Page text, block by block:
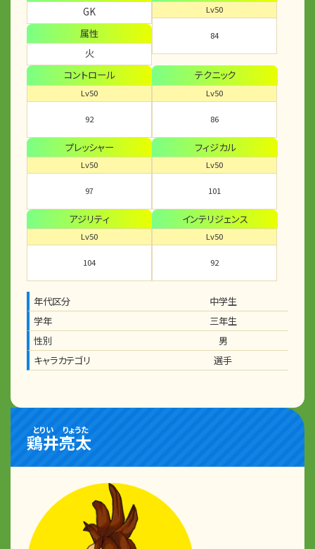
GK
属性
火
Lv50
84
コントロール
Lv50
92
テクニック
Lv50
86
プレッシャー
Lv50
97
フィジカル
Lv50
101
アジリティ
Lv50
104
インテリジェンス
Lv50
92
年代区分
中学生
学年
三年生
性別
男
キャラカテゴリ
選手
鶏井
とりい
亮太
りょうた